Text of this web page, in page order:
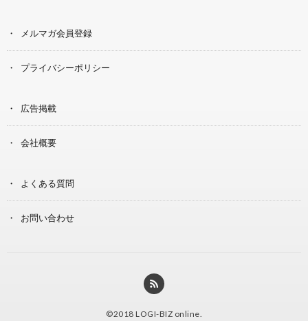
メルマガ会員登録
プライバシーポリシー
広告掲載
会社概要
よくある質問
お問い合わせ
©2018 LOGI-BIZ online